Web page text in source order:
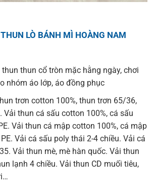
LÒ BÁNH MÌ HOÀNG NAM
thun thun cổ tròn mặc hằng ngày, chơi
nhóm áo lớp, áo đồng phục
trơn cotton 100%, thun trơn 65/36,
Vải thun cá sấu cotton 100%, cá sấu
Vải thun cá mập cotton 100%, cá mập
Vải cá sấu poly thái 2-4 chiều. Vải cá
Vải thun mè, mè hàn quốc. Vải thun
lạnh 4 chiều. Vải thun CD muối tiêu,